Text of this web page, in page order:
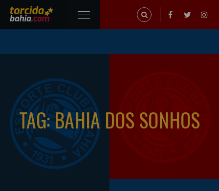
TAG: BAHIA DOS SONHOS